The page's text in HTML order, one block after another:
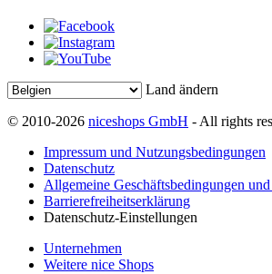
Land ändern
© 2010-2026 niceshops GmbH - All rights
Impressum und Nutzungsbedingungen
Datenschutz
Allgemeine Geschäftsbedingungen
Barrierefreiheitserklärung
Datenschutz-Einstellungen
Unternehmen
Weitere nice Shops